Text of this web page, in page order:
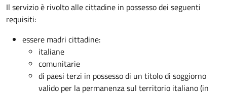
Il servizio è rivolto alle cittadine in possesso dei seguenti
requisiti:
essere madri cittadine:
italiane
comunitarie
di paesi terzi in possesso di un titolo di soggiorno
valido per la permanenza sul territorio italiano (in